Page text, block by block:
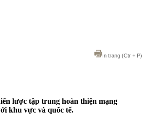
In trang (Ctr + P)
lược tập trung hoàn thiện mạng
khu vực và quốc tế.